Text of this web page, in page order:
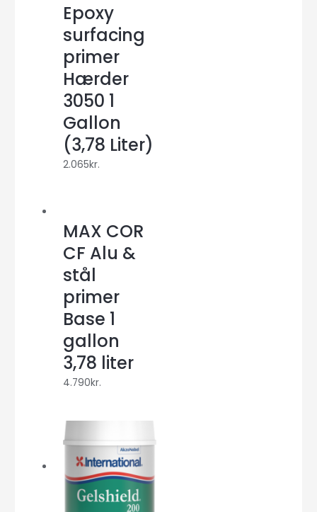
Epoxy
surfacing
primer
Hærder
3050 1
Gallon
(3,78 Liter)
2.065kr.
MAX COR
CF Alu &
stål
primer
Base 1
gallon
3,78 liter
4.790kr.